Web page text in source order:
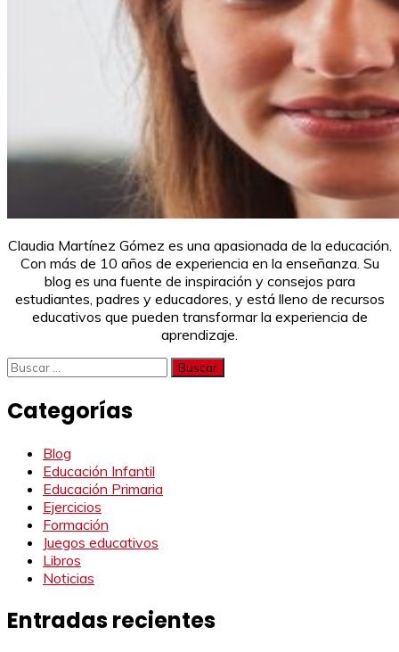
Claudia Martínez Gómez es una apasionada de la educación.
Con más de 10 años de experiencia en la enseñanza. Su
blog es una fuente de inspiración y consejos para
estudiantes, padres y educadores, y está lleno de recursos
educativos que pueden transformar la experiencia de
aprendizaje.
Buscar:
Categorías
Blog
Educación Infantil
Educación Primaria
Ejercicios
Formación
Juegos educativos
Libros
Noticias
Entradas recientes